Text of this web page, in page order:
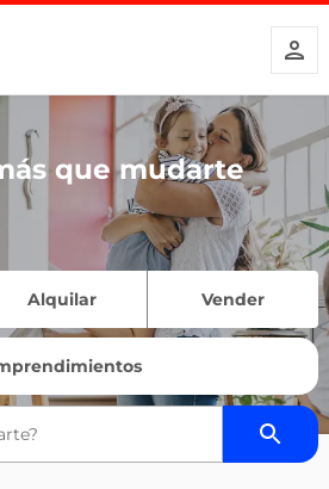
que mudarte
Alquilar Vender